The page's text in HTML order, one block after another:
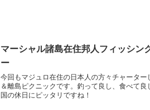
マーシャル諸島在住邦人フィッシン
ー
今回もマジュロ在住の日本人の方々チャーター
＆離島ピクニックです。釣って良し、食べて
国の休日にピッタリですね！